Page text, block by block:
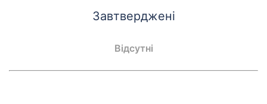
Завтверджені
Відсутні